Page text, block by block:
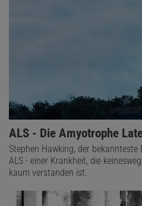
ALS - Die Amyotrophe
Stephen Hawking, der
ALS - einer Krankheit, die
kaum verstanden ist.